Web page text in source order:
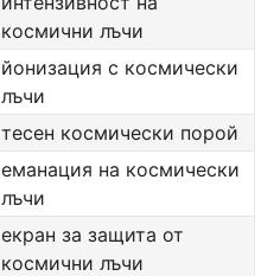
космични лъчи
йонизация с космически
лъчи
тесен космически порой
еманация на космически
лъчи
екран за защита от
космични лъчи